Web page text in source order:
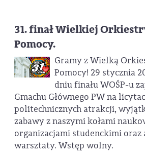
31. finał Wielkiej
Pomocy.
Gramy z Wielką
Pomocy! 29 stycznia
dniu finału WOŚP-u
Gmachu Głównego PW na
politechnicznych atrakcji,
zabawy z naszymi kołami
organizacjami studenckimi oraz
warsztaty. Wstęp wolny.